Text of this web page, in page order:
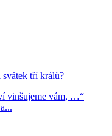
svátek tří králů?
vinšujeme vám, …“